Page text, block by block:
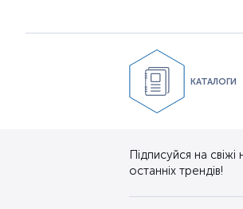
КАТАЛОГИ
Підписуйся на
останніх трендів!